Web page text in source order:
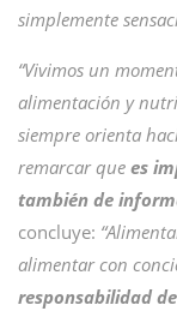
simplemente
“Vivimos un
alimentación y
siempre orienta
remarcar que es
también de
concluye: “
alimentar con
responsabilidad